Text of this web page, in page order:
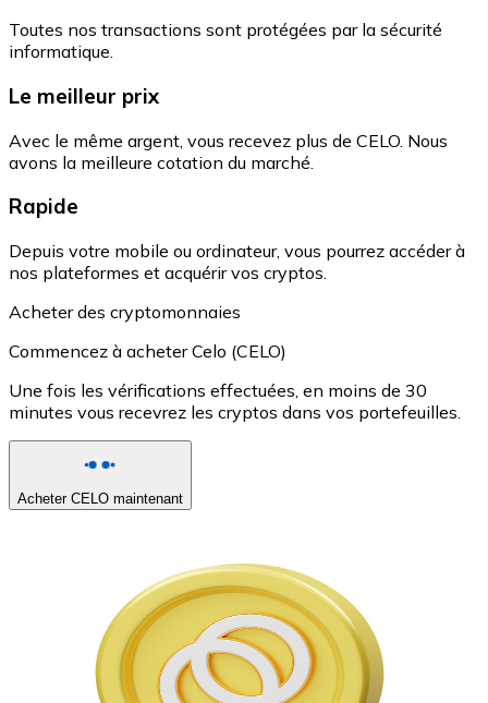
Toutes nos transactions sont protégées par la sécurité
informatique.
Le meilleur prix
Avec le même argent, vous recevez plus de CELO. Nous
avons la meilleure cotation du marché.
Rapide
Depuis votre mobile ou ordinateur, vous pourrez accéder à
nos plateformes et acquérir vos cryptos.
Acheter des cryptomonnaies
Commencez à acheter Celo (CELO)
Une fois les vérifications effectuées, en moins de 30
minutes vous recevrez les cryptos dans vos portefeuilles.
Acheter CELO maintenant